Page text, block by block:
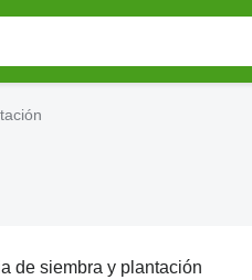
de siembra y plantación